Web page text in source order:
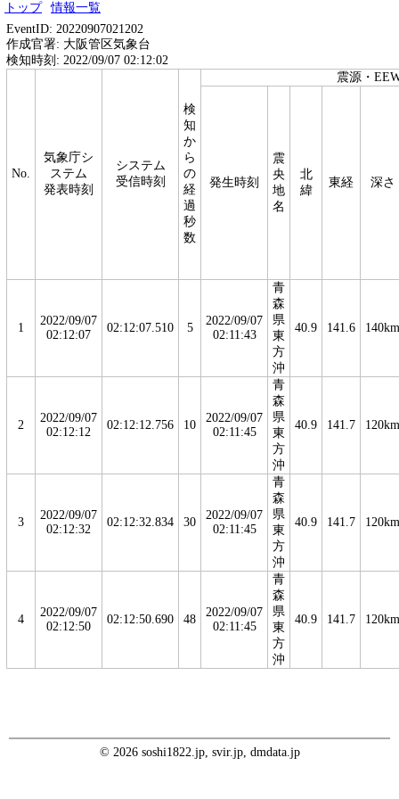
トップ
情報一覧
EventID: 20220907021202
作成官署: 大阪管区気象台
検知時刻: 2022/09/07 02:12:02
No.
気象庁シ
ステム
発表時刻
システム
受信時刻
検
知
か
ら
の
経
過
秒
数
震源・
発生時刻
震
央
地
名
北
緯
東経 深さ
1
2022/09/07
02:12:07
02:12:07.510 5
2022/09/07
02:11:43
青
森
県
東
方
沖
40.9 141.6 140km
2
2022/09/07
02:12:12
02:12:12.756 10
2022/09/07
02:11:45
青
森
県
東
方
沖
40.9 141.7 120km
3
2022/09/07
02:12:32
02:12:32.834 30
2022/09/07
02:11:45
青
森
県
東
方
沖
40.9 141.7 120km
4
2022/09/07
02:12:50
02:12:50.690 48
2022/09/07
02:11:45
青
森
県
東
方
沖
40.9 141.7 120km
© 2026 soshi1822.jp, svir.jp, dmdata.jp